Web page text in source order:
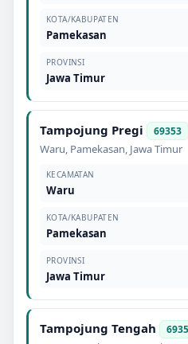
KOTA/KABUPATEN
Pamekasan
PROVINSI
Jawa Timur
Tampojung Pregi 69353
Waru, Pamekasan, Jawa Timur
KECAMATAN
Waru
KOTA/KABUPATEN
Pamekasan
PROVINSI
Jawa Timur
Tampojung Tengah